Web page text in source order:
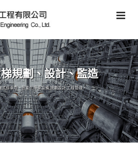
規劃、設計、監造
式停車塔、智能化停車設備,規劃設計,工程管理。